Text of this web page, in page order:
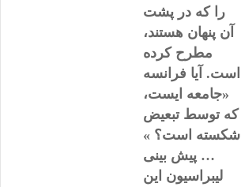
را که در پشت
آن پنهان هستند،
مطرح کرده
است. آیا فرانسه
«جامعه ایست،
که توسط تبعیض
شکسته است؟ »
… پیش بینی
لیبراسیون این